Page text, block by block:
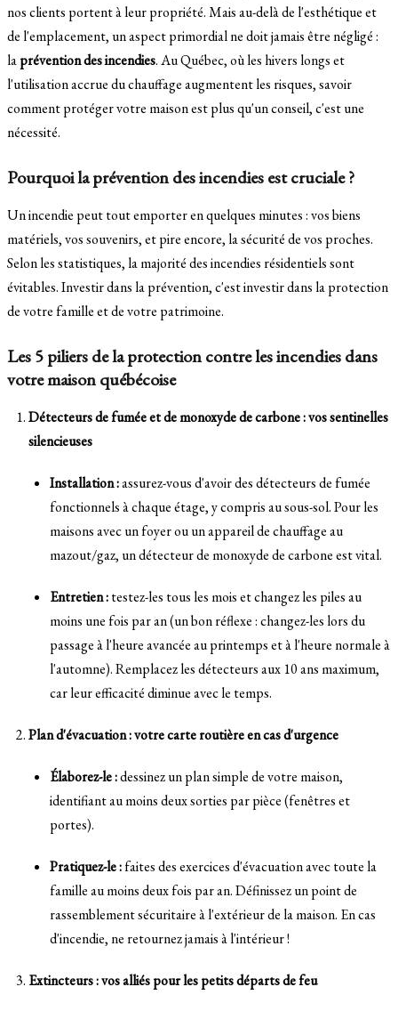
nos clients portent à leur propriété. Mais au-delà de l'esthétique et
de l'emplacement, un aspect primordial ne doit jamais être négligé :
laprévention des incendies. Au Québec, où les hivers longs et
l'utilisation accrue du chauffage augmentent les risques, savoir
comment protéger votre maison est plus qu'un conseil, c'est une
nécessité.
Pourquoi la prévention des incendies est cruciale ?
Un incendie peut tout emporter en quelques minutes : vos biens
matériels, vos souvenirs, et pire encore, la sécurité de vos proches.
Selon les statistiques, la majorité des incendies résidentiels sont
évitables. Investir dans la prévention, c'est investir dans la protection
de votre famille et de votre patrimoine.
Les 5 piliers de la protection contre les incendies dans
votre maison québécoise
Détecteurs de fumée et de monoxyde de carbone : vos sentinelles
silencieuses
Installation :assurez-vous d'avoir des détecteurs de fumée
fonctionnels à chaque étage, y compris au sous-sol. Pour les
maisons avec un foyer ou un appareil de chauffage au
mazout/gaz, un détecteur de monoxyde de carbone est vital.
Entretien :testez-les tous les mois et changez les piles au
moins une fois par an (un bon réflexe : changez-les lors du
passage à l'heure avancée au printemps et à l'heure normale à
l'automne). Remplacez les détecteurs aux 10 ans maximum,
car leur efficacité diminue avec le temps.
Plan d'évacuation : votre carte routière en cas d'urgence
Élaborez-le :dessinez un plan simple de votre maison,
identifiant au moins deux sorties par pièce (fenêtres et
portes).
Pratiquez-le :faites des exercices d'évacuation avec toute la
famille au moins deux fois par an. Définissez un point de
rassemblement sécuritaire à l'extérieur de la maison. En cas
d'incendie, ne retournez jamais à l'intérieur !
Extincteurs : vos alliés pour les petits départs de feu